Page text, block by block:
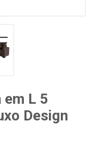
em L 5
Design